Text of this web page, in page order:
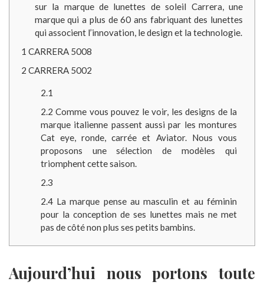
sur la marque de lunettes de soleil Carrera, une
marque qui a plus de 60 ans fabriquant des lunettes
qui associent l’innovation, le design et la technologie.
1 CARRERA 5008
2 CARRERA 5002
2.1
2.2 Comme vous pouvez le voir, les designs de la
marque italienne passent aussi par les montures
Cat eye, ronde, carrée et Aviator. Nous vous
proposons une sélection de modèles qui
triomphent cette saison.
2.3
2.4La marque pense au masculin et au féminin
pour la conception de ses lunettes mais ne met
pas de côté non plus ses petits bambins.
Aujourd’hui nous portons toute